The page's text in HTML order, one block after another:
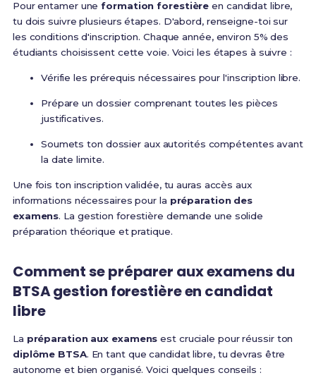
Pour entamer uneformation forestière en candidat libre,
tu dois suivre plusieurs étapes. D'abord, renseigne-toi sur
les conditions d'inscription. Chaque année, environ 5% des
étudiants choisissent cette voie. Voici les étapes à suivre :
Vérifie les prérequis nécessaires pour l'inscription libre.
Prépare un dossier comprenant toutes les pièces
justificatives.
Soumets ton dossier aux autorités compétentes avant
la date limite.
Une fois ton inscription validée, tu auras accès aux
informations nécessaires pour la préparation des
examens. La gestion forestière demande une solide
préparation théorique et pratique.
Comment se préparer aux examens du
BTSA gestion forestière en candidat
libre
La préparation aux examens est cruciale pour réussir ton
diplôme BTSA. En tant que candidat libre, tu devras être
autonome et bien organisé. Voici quelques conseils :